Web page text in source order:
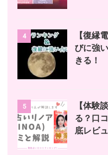
4
【復縁
びに強
きる！
5
【体験
る？口
底レビ